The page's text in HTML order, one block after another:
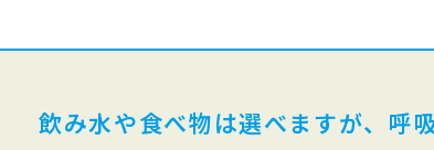
飲み水や食べ物は選べますが、呼